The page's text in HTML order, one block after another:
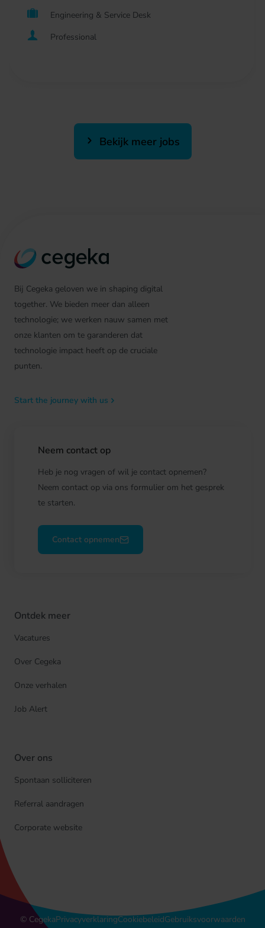
Engineering & Service Desk
Professional
Bekijk meer jobs
Bij Cegeka geloven we in shaping digital
together. We bieden meer dan alleen
technologie; we werken nauw samen met
onze klanten om te garanderen dat
technologie impact heeft op de cruciale
punten.
Start the journey with us
Ontdek meer
Vacatures
Over Cegeka
Onze verhalen
Job Alert
Over ons
Spontaan solliciteren
Referral aandragen
Corporate website
Neem contact op
Heb je nog vragen of wil je contact opnemen?
Neem contact op via ons formulier om het gesprek
te starten.
Contact opnemen
© CegekaPrivacyverklaringCookiebeleidGebruiksvoorwaarden